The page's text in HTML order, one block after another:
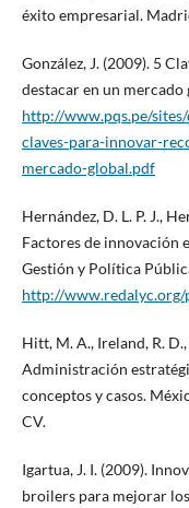
éxito empresarial.
González, J. (2009). 5
destacar en un mercado
http://www.pqs.pe/
claves-para-innovar-
mercado-global.pdf
Hernández, D. L. P. J.,
Factores de innovación
Gestión y Política
http://
Hitt, M. A., Ireland, R.
Administración
conceptos y casos.
CV.
Igartua, J. I. (2009).
broilers para mejorar